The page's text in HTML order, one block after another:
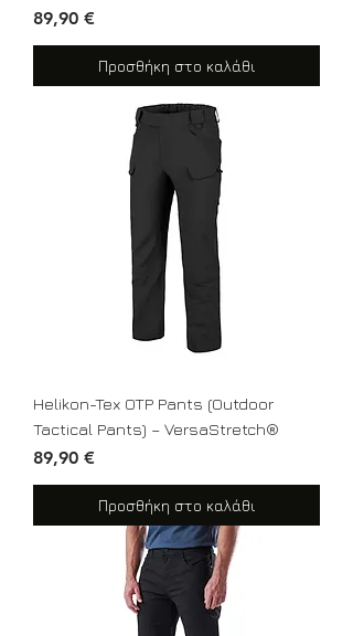
Τιμή
89,90 €
Προσθήκη στο καλάθι
Helikon-Tex OTP Pants (Outdoor
Tactical Pants) – VersaStretch®
Τιμή
89,90 €
Προσθήκη στο καλάθι